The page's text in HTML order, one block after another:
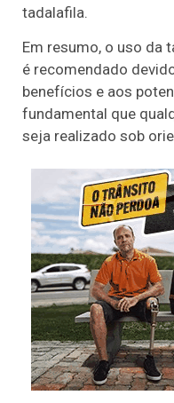
tadalafila.
Em resumo, o uso da
é recomendado
benefícios e aos
fundamental que
seja realizado sob